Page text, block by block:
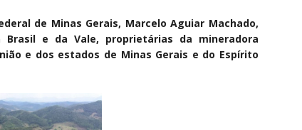
de Minas Gerais, Marcelo Aguiar Machado,
e da Vale, proprietárias da mineradora
e dos estados de Minas Gerais e do Espírito